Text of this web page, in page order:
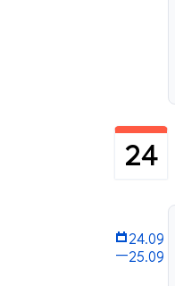
24
—
24.09
25.09